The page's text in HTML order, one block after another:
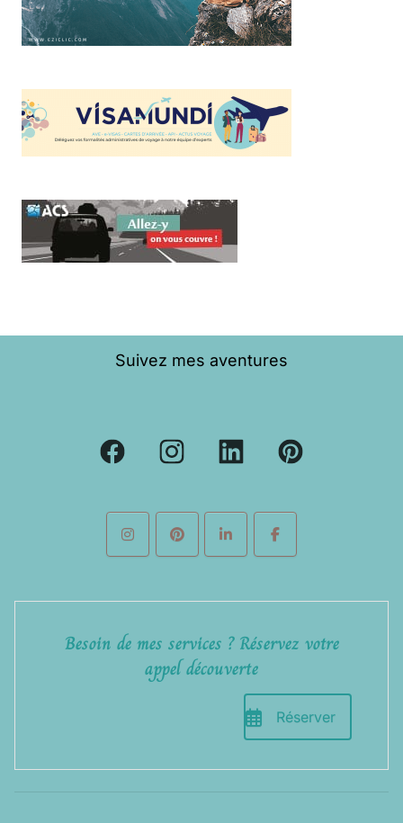
Suivez mes aventures
Besoin de mes services ? Réservez votre
appel découverte
Réserver